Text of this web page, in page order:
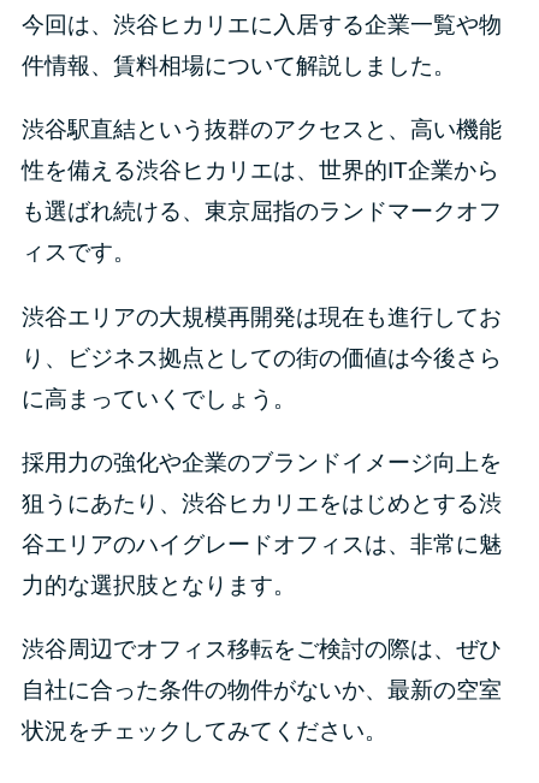
今回は、渋谷ヒカリエに入居する企業一覧や物
件情報、賃料相場について解説しました。
渋谷駅直結という抜群のアクセスと、高い機能
性を備える渋谷ヒカリエは、世界的IT企業から
も選ばれ続ける、東京屈指のランドマークオフ
ィスです。
渋谷エリアの大規模再開発は現在も進行してお
り、ビジネス拠点としての街の価値は今後さら
に高まっていくでしょう。
採用力の強化や企業のブランドイメージ向上を
狙うにあたり、渋谷ヒカリエをはじめとする渋
谷エリアのハイグレードオフィスは、非常に魅
力的な選択肢となります。
渋谷周辺でオフィス移転をご検討の際は、ぜひ
自社に合った条件の物件がないか、最新の空室
状況をチェックしてみてください。